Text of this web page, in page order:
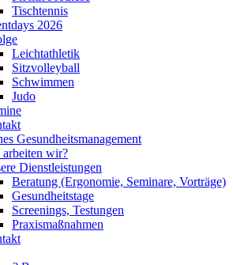
Tischtennis
2026
Leichtathletik
Sitzvolleyball
Schwimmen
Judo
Gesundheits­management
arbeiten wir?
Dienstleistungen
Beratung (Ergonomie, Seminare, Vorträge)
Gesundheitstage
Screenings, Testungen
Praxismaßnahmen